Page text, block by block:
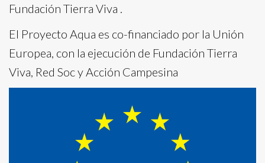
Fundación Tierra Viva .
El Proyecto Aqua es co-financiado por la Unión
Europea, con la ejecución de Fundación Tierra
Viva, Red Soc y Acción Campesina